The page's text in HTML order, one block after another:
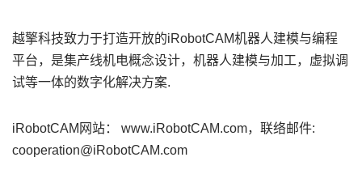
越擎科技致力于打造开放的iRobotCAM机器人建模与编程
平台，是集产线机电概念设计，机器人建模与加工，虚拟调
试等一体的数字化解决方案.
iRobotCAM网站： www.iRobotCAM.com，联络邮件:
cooperation@iRobotCAM.com